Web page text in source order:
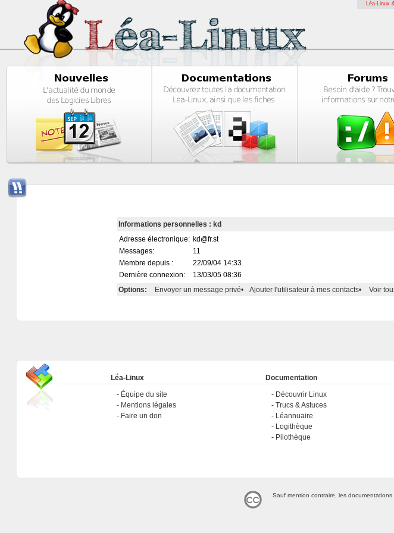
Léa-Linux
Informations personnelles : kd
Adresse électronique: kd@fr.st
Messages:
11
Membre depuis :
22/09/04 14:33
Dernière connexion:
13/03/05 08:36
Options:
Envoyer un message privé• Ajouter l'utilisateur à mes contacts• Voir
Léa-Linux
Équipe du site
Mentions légales
Faire un don
Documentation
Découvrir Linux
Trucs & Astuces
Léannuaire
Logithèque
Pilothèque
Sauf mention contraire, les